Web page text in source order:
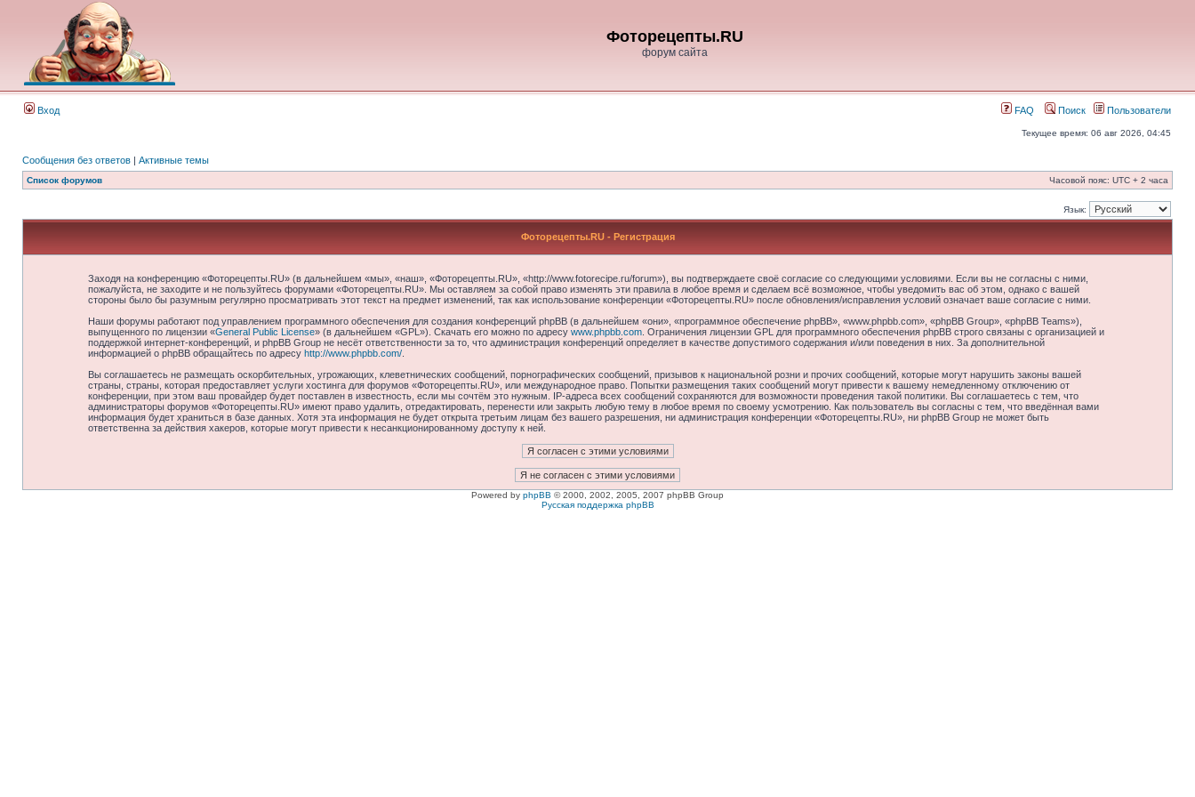
Фоторецепты.RU
форум сайта
Вход FAQ Поиск Пользователи
Текущее время: 06 авг 2026, 04:45
Сообщения без ответов | Активные темы
Список форумов Часовой пояс: UTC + 2 часа
Язык:
Фоторецепты.RU - Регистрация
Заходя на конференцию «Фоторецепты.RU» (в дальнейшем «мы», «наш», «Фоторецепты.RU», «http://www.fotorecipe.ru/forum»), вы подтверждаете своё согласие со следующими условиями. Если вы не согласны с ними,
пожалуйста, не заходите и не пользуйтесь форумами «Фоторецепты.RU». Мы оставляем за собой право изменять эти правила в любое время и сделаем всё возможное, чтобы уведомить вас об этом, однако с вашей
стороны было бы разумным регулярно просматривать этот текст на предмет изменений, так как использование конференции «Фоторецепты.RU» после обновления/исправления условий означает ваше согласие с ними.
Наши форумы работают под управлением программного обеспечения для создания конференций phpBB (в дальнейшем «они», «программное обеспечение phpBB», «www.phpbb.com», «phpBB Group», «phpBB Teams»),
выпущенного по лицензии «General Public License» (в дальнейшем «GPL»). Скачать его можно по адресу www.phpbb.com. Ограничения лицензии GPL для программного обеспечения phpBB строго связаны с организацией и
поддержкой интернет-конференций, и phpBB Group не несёт ответственности за то, что администрация конференций определяет в качестве допустимого содержания и/или поведения в них. За дополнительной
информацией о phpBB обращайтесь по адресу http://www.phpbb.com/.
Вы соглашаетесь не размещать оскорбительных, угрожающих, клеветнических сообщений, порнографических сообщений, призывов к национальной розни и прочих сообщений, которые могут нарушить законы вашей
страны, страны, которая предоставляет услуги хостинга для форумов «Фоторецепты.RU», или международное право. Попытки размещения таких сообщений могут привести к вашему немедленному отключению от
конференции, при этом ваш провайдер будет поставлен в известность, если мы сочтём это нужным. IP-адреса всех сообщений сохраняются для возможности проведения такой политики. Вы соглашаетесь с тем, что
администраторы форумов «Фоторецепты.RU» имеют право удалить, отредактировать, перенести или закрыть любую тему в любое время по своему усмотрению. Как пользователь вы согласны с тем, что введённая вами
информация будет храниться в базе данных. Хотя эта информация не будет открыта третьим лицам без вашего разрешения, ни администрация конференции «Фоторецепты.RU», ни phpBB Group не может быть
ответственна за действия хакеров, которые могут привести к несанкционированному доступу к ней.
Powered by phpBB © 2000, 2002, 2005, 2007 phpBB Group
Русская поддержка phpBB